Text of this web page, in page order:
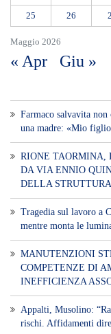
Maggio 2026
25 26
« Apr Giu »
Farmaco salvavita
una madre: «Mio
RIONE TAORMINA,
DA VIA ENNIO
DELLA
Tragedia sul lavoro a
mentre monta le
MANUTENZIONI
COMPETENZE DI
INEFFICIENZA
​Appalti, Musolino:
rischi. Affidamenti